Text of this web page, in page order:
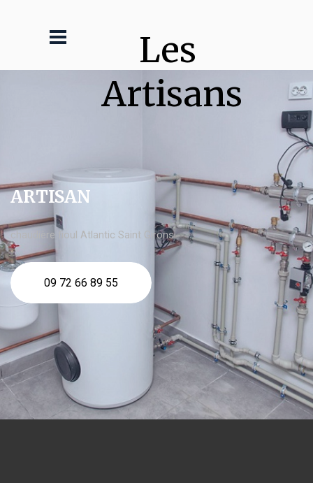
Les
Artisans
ARTISAN
chaudière fioul Atlantic Saint Girons
09 72 66 89 55